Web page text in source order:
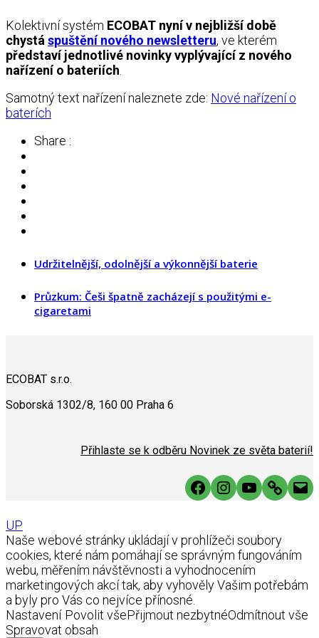
Kolektivní systém ECOBAT nyní v nejbližší době
chystá spuštění nového newsletteru, ve kterém
představí jednotlivé novinky vyplývající z nového
nařízení o bateriích
Samotný text nařízení naleznete zde: Nové nařízení o
baterích
Share :
Udržitelnější, odolnější a výkonnější baterie
Průzkum: Češi špatně zacházejí s použitými e-
cigaretami
ECOBAT s.r.o.
Soborská 1302/8, 160 00 Praha 6
Přihlaste se k odběru Novinek ze světa baterií!
Facebook
Instagram
YouTube
Link
UP
Naše webové stránky ukládají v prohlížeči soubory
cookies, které nám pomáhají se správným fungováním
webu, měřením návštěvnosti a vyhodnocením
marketingových akcí tak, aby vyhověly Vašim potřebám
a byly pro Vás co nejvíce přínosné.
Nastavení Povolit všePřijmout nezbytnéOdmítnout vše
Spravovat obsah